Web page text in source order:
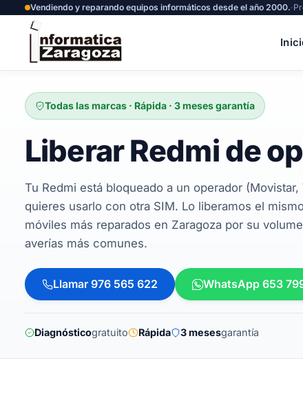
Vendiendo y reparando equipos informáticos desde el año 2000.·
Todas las marcas · Rápida · 3 meses garantía
Liberar Redmi de
Tu Redmi está bloqueado a un operador
quieres usarlo con otra SIM. Lo liberamos el
móviles más reparados en Zaragoza por su
averías más comunes.
Llamar 976 565 622 WhatsApp 653
Diagnósticogratuito Rápida 3 mesesgarantía